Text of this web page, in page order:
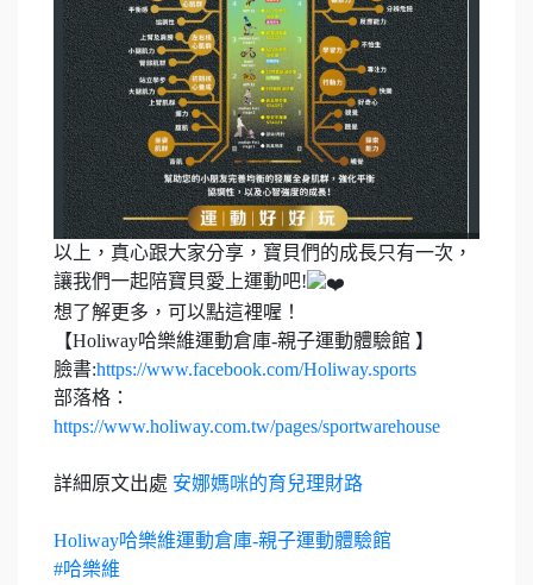
以上，真心跟大家分享，寶貝們的成長只有一次，
讓我們一起陪寶貝愛上運動吧!
想了解更多，可以點這裡喔！
【Holiway哈樂維運動倉庫-親子運動體驗館 】
臉書:https://www.facebook.com/Holiway.sports
部落格：
https://www.holiway.com.tw/pages/sportwarehouse
詳細原文出處 安娜媽咪的育兒理財路
Holiway哈樂維運動倉庫-親子運動體驗館
#哈樂維